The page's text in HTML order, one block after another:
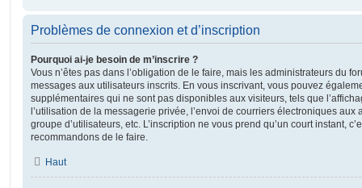
Problèmes de connexion et d’inscription
Pourquoi ai-je besoin de m’inscrire ?
Vous n’êtes pas dans l’obligation de le faire, mais les administrateurs du
messages aux utilisateurs inscrits. En vous inscrivant, vous pouvez
supplémentaires qui ne sont pas disponibles aux visiteurs, tels que
l’utilisation de la messagerie privée, l’envoi de courriers électroniques aux
groupe d’utilisateurs, etc. L’inscription ne vous prend qu’un court instant,
recommandons de le faire.
Haut